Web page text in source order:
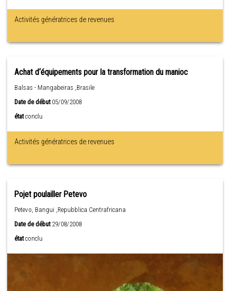
Activités génératrices de revenues
Achat d‘équipements pour la transformation du manioc
Balsas - Mangabeiras ,Brasile
Date de début05/09/2008
état conclu
Activités génératrices de revenues
Pojet poulailler Petevo
Petevo, Bangui ,Repubblica Centrafricana
Date de début29/08/2008
état conclu